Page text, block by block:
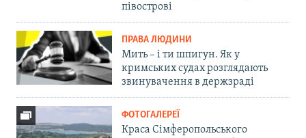
півострові
ПРАВА ЛЮДИНИ
Мить – і ти шпигун. Як у
кримських судах розглядають
звинувачення в держзраді
ФОТОГАЛЕРЕЇ
Краса Сімферопольського